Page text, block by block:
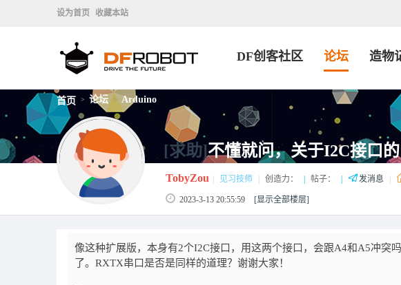
设为首页 收藏本站
DF创客社区 论坛 造物
首页 > 论坛 > Arduino
[求助]不懂就问，关于I2C接口
TobyZou 见习技师 创造力： 帖子： 发消息
2023-3-13 20:55:59 [显示全部楼层]
像这种扩展版，本身有2个I2C接口，用这两个接口，会跟A4和A5冲突
了。RXTX串口是否是同样的道理？谢谢大家！